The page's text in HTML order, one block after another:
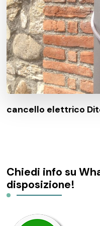
cancello elettrico
Chiedi info su
disposizione!